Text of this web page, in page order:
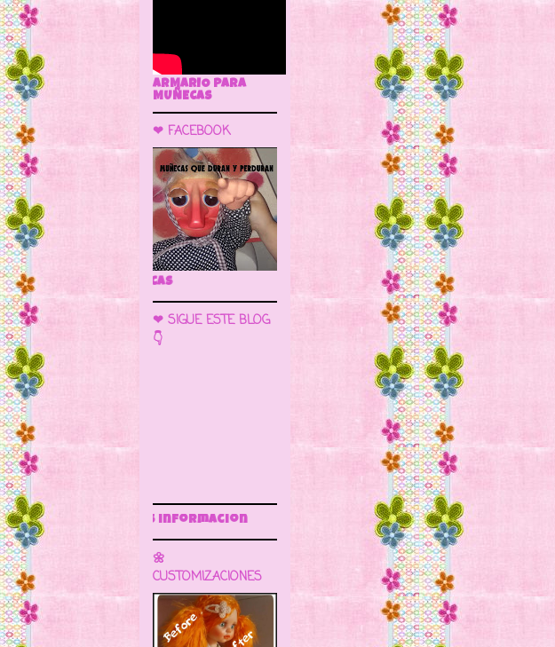
ARMARIO PARA
MUÑECAS
❤ FACEBOOK
❤ SIGUE ESTE BLOG
👇
Sigue este blog para más información
🌼
CUSTOMIZACIONES